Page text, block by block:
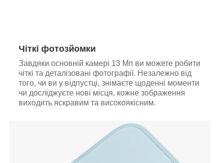
Чіткі фотозйомки
Завдяки основній камері 13 Мп ви можете робити
чіткі та деталізовані фотографії. Незалежно від
того, чи ви у відпустці, знімаєте щоденні моменти
чи досліджуєте нові місця, кожне зображення
виходить яскравим та високоякісним.